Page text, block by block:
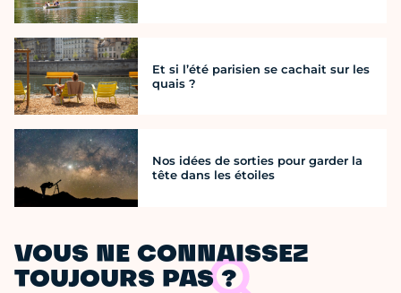
Et si l’été parisien se cachait sur les
quais ?
Nos idées de sorties pour garder la
tête dans les étoiles
VOUS NE CONNAISSEZ
TOUJOURS PAS ?